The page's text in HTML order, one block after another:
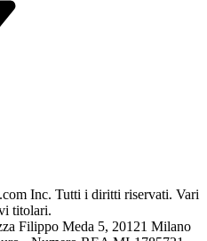
risultato
Inc. Tutti i diritti riservati. Vari
titolari.
Filippo Meda 5, 20121 Milano